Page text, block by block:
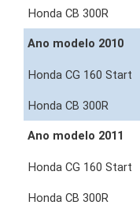
Ano modelo 2010
Ano modelo 2011